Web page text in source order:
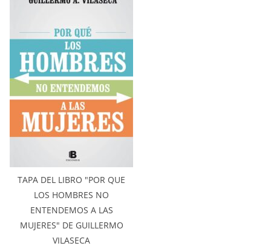
TAPA DEL LIBRO "POR QUE
LOS HOMBRES NO
ENTENDEMOS A LAS
MUJERES" DE GUILLERMO
VILASECA